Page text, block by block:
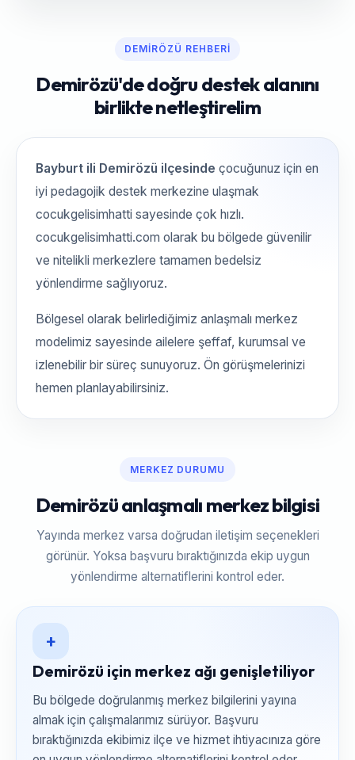
DEMIRÖZÜ REHBERI
Demirözü'de doğru destek alanını
birlikte netleştirelim
Bayburt ili Demirözü ilçesinde çocuğunuz için en
iyi pedagojik destek merkezine ulaşmak
cocukgelisimhatti sayesinde çok hızlı.
cocukgelisimhatti.com olarak bu bölgede güvenilir
ve nitelikli merkezlere tamamen bedelsiz
yönlendirme sağlıyoruz.
Bölgesel olarak belirlediğimiz anlaşmalı merkez
modelimiz sayesinde ailelere şeffaf, kurumsal ve
izlenebilir bir süreç sunuyoruz. Ön görüşmelerinizi
hemen planlayabilirsiniz.
MERKEZ DURUMU
Demirözü anlaşmalı merkez bilgisi
Yayında merkez varsa doğrudan iletişim seçenekleri
görünür. Yoksa başvuru bıraktığınızda ekip uygun
yönlendirme alternatiflerini kontrol eder.
+
Demirözü için merkez ağı genişletiliyor
Bu bölgede doğrulanmış merkez bilgilerini yayına
almak için çalışmalarımız sürüyor. Başvuru
bıraktığınızda ekibimiz ilçe ve hizmet ihtiyacınıza göre